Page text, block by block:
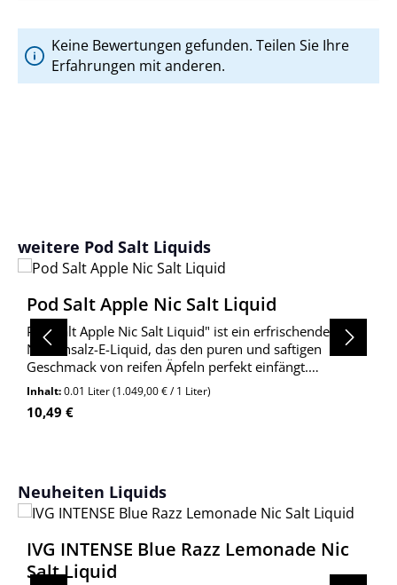
Keine Bewertungen gefunden. Teilen Sie Ihre
Erfahrungen mit anderen.
Produktgalerie überspringen
weitere Pod Salt Liquids
Pod Salt Apple Nic Salt Liquid
Pod Salt Apple Nic Salt Liquid" ist ein erfrischendes
Nikotinsalz-E-Liquid, das den puren und saftigen
Geschmack von reifen Äpfeln perfekt einfängt.
Entwickelt für die Verwendung in Pod-Systemen, bietet
dieses Liquid ein intensives Dampferlebnis.
Inhalt:0.01 Liter(1.049,00 € / 1 Liter)
Regulärer Preis:
10,49 €
Produktgalerie überspringen
Neuheiten Liquids
IVG INTENSE Blue Razz Lemonade Nic
Salt Liquid